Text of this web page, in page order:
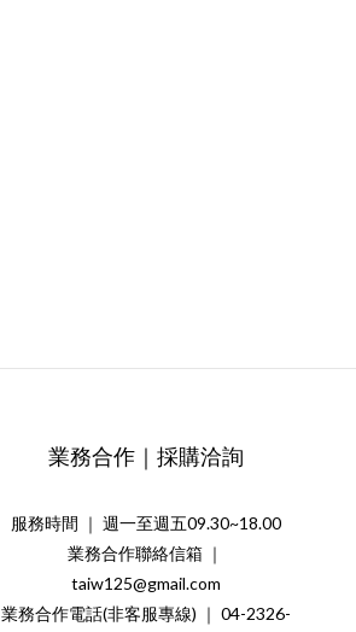
業務合作｜採購洽詢
服務時間 ｜ 週一至週五09.30~18.00
業務合作聯絡信箱 ｜
taiw125@gmail.com
業務合作電話(非客服專線) ｜ 04-2326-